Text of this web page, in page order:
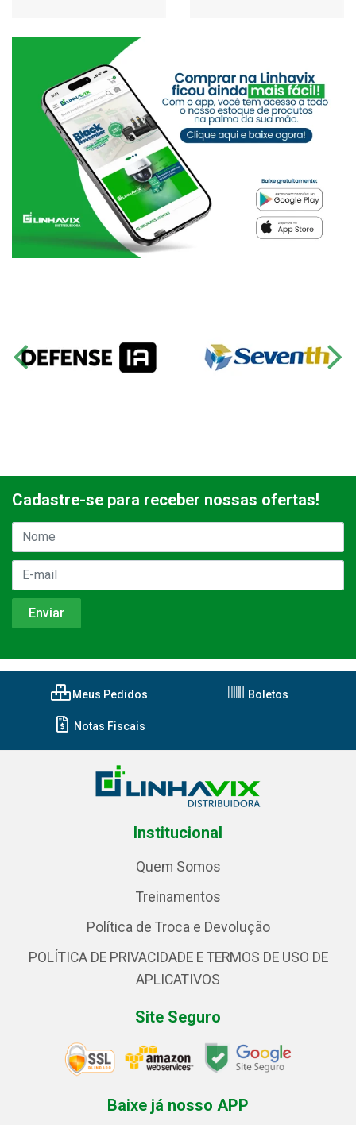
Cadastre-se para receber nossas ofertas!
Meus Pedidos Boletos
Notas Fiscais
Institucional
Quem Somos
Treinamentos
Política de Troca e Devolução
POLÍTICA DE PRIVACIDADE E TERMOS DE USO DE
APLICATIVOS
Site Seguro
Baixe já nosso APP